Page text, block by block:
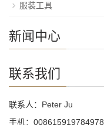
服装工具
新闻中心
联系我们
联系人：Peter Ju
手机：008615919784978